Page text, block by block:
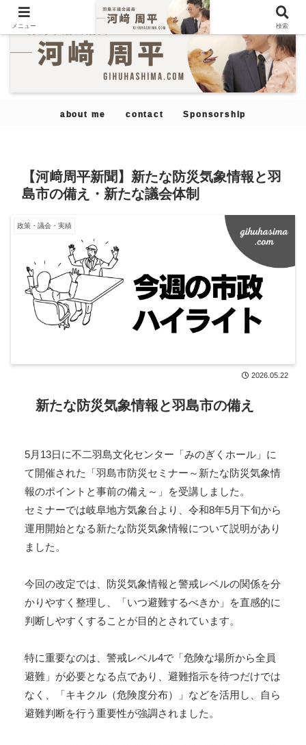
about me contact Sponsorship
【河﨑周平新聞】新たな防災気象情報と羽
島市の備え・新たな議会体制
政策・議会・実績
2026.05.22
新たな防災気象情報と羽島市の備え
5月13日に不二羽島文化センター「みのぎくホール」に
て開催された「羽島市防災セミナー～新たな防災気象情
報のポイントと事前の備え～」を受講しました。
セミナーでは岐阜地方気象台より、令和8年5月下旬から
運用開始となる新たな防災気象情報について説明があり
ました。
今回の改定では、防災気象情報と警戒レベルの関係を分
かりやすく整理し、「いつ避難するべきか」を直感的に
判断しやすくすることが目的とされています。
特に重要なのは、警戒レベル4で「危険な場所から全員
避難」が必要となる点であり、避難指示を待つだけでは
なく、「キキクル（危険度分布）」などを活用し、自ら
避難判断を行う重要性が強調されました。
メニュー 検索